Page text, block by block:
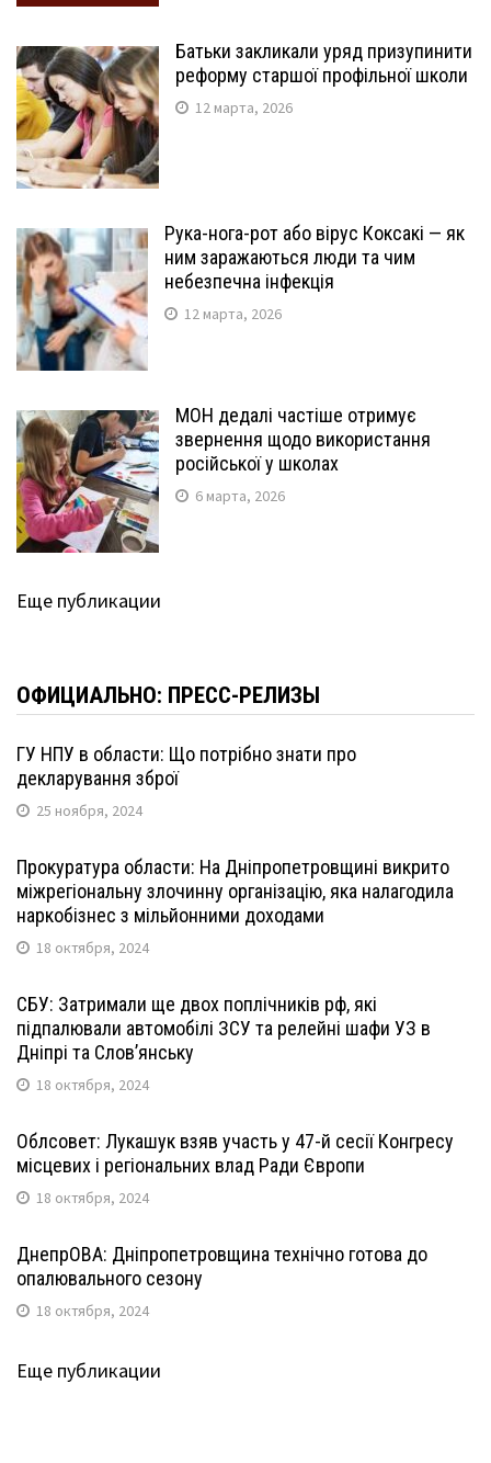
Батьки закликали уряд призупинити
реформу старшої профільної школи
12 марта, 2026
Рука-нога-рот або вірус Коксакі — як
ним заражаються люди та чим
небезпечна інфекція
12 марта, 2026
МОН дедалі частіше отримує
звернення щодо використання
російської у школах
6 марта, 2026
Еще публикации
ОФИЦИАЛЬНО: ПРЕСС-РЕЛИЗЫ
ГУ НПУ в области: Що потрібно знати про
декларування зброї
25 ноября, 2024
Прокуратура области: На Дніпропетровщині викрито
міжрегіональну злочинну організацію, яка налагодила
наркобізнес з мільйонними доходами
18 октября, 2024
СБУ: Затримали ще двох поплічників рф, які
підпалювали автомобілі ЗСУ та релейні шафи УЗ в
Дніпрі та Слов’янську
18 октября, 2024
Облсовет: Лукашук взяв участь у 47-й сесії Конгресу
місцевих і регіональних влад Ради Європи
18 октября, 2024
ДнепрОВА: Дніпропетровщина технічно готова до
опалювального сезону
18 октября, 2024
Еще публикации